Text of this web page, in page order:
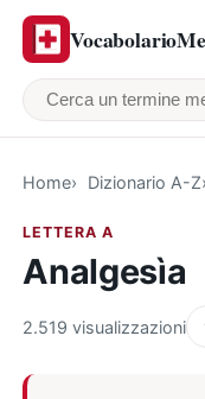
Cerca un
Home Dizionario A-Z
LETTERA A
Analgesìa
2.519 visualizzazioni